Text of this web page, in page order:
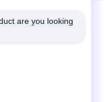
are you looking